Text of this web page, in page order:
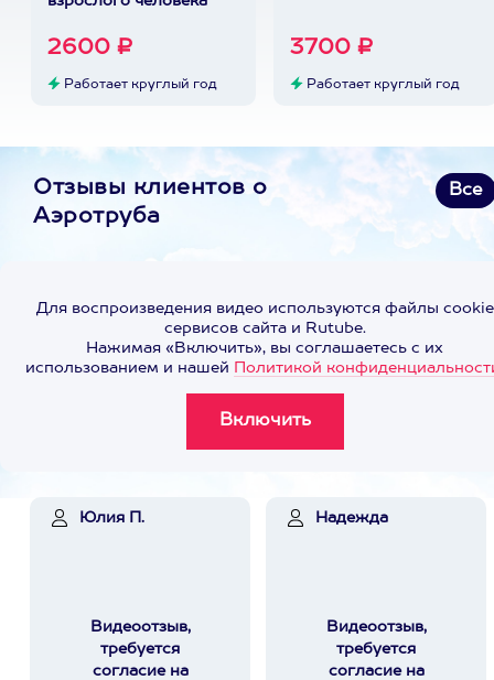
2600 ₽
Работает круглый год
3700 ₽
Работает круглый год
Отзывы клиентов о
Аэротруба
Все
Для воспроизведения видео используются файлы cookie
сервисов сайта и Rutube.
Нажимая «Включить», вы соглашаетесь с их
использованием и нашей Политикой
Юлия П.
Видеоотзыв,
требуется
согласие на
Надежда
Видеоотзыв,
требуется
согласие на